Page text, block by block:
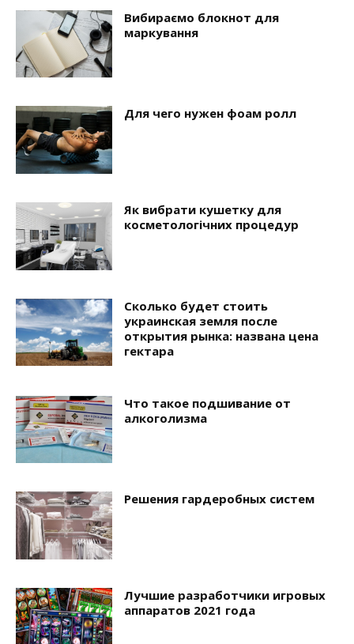
Вибираємо блокнот для
маркування
Для чего нужен фоам ролл
Як вибрати кушетку для
косметологічних процедур
Сколько будет стоить
украинская земля после
открытия рынка: названа цена
гектара
Что такое подшивание от
алкоголизма
Решения гардеробных систем
Лучшие разработчики игровых
аппаратов 2021 года